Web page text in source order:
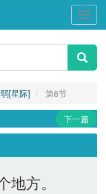
PO18
文
[星际] 第6节
下一篇
方。